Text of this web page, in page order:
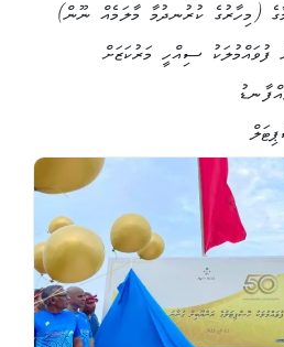
(މިހާރުގެ ކުރުނދުމާ މާލަމެއް ނޫން)
ސިއްހީ މަރުކަޒަށް